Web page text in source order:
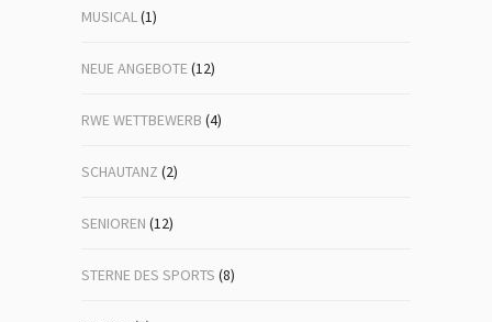
MUSICAL(1)
NEUE ANGEBOTE(12)
RWE WETTBEWERB (4)
SCHAUTANZ (2)
SENIOREN (12)
STERNE DES SPORTS (8)